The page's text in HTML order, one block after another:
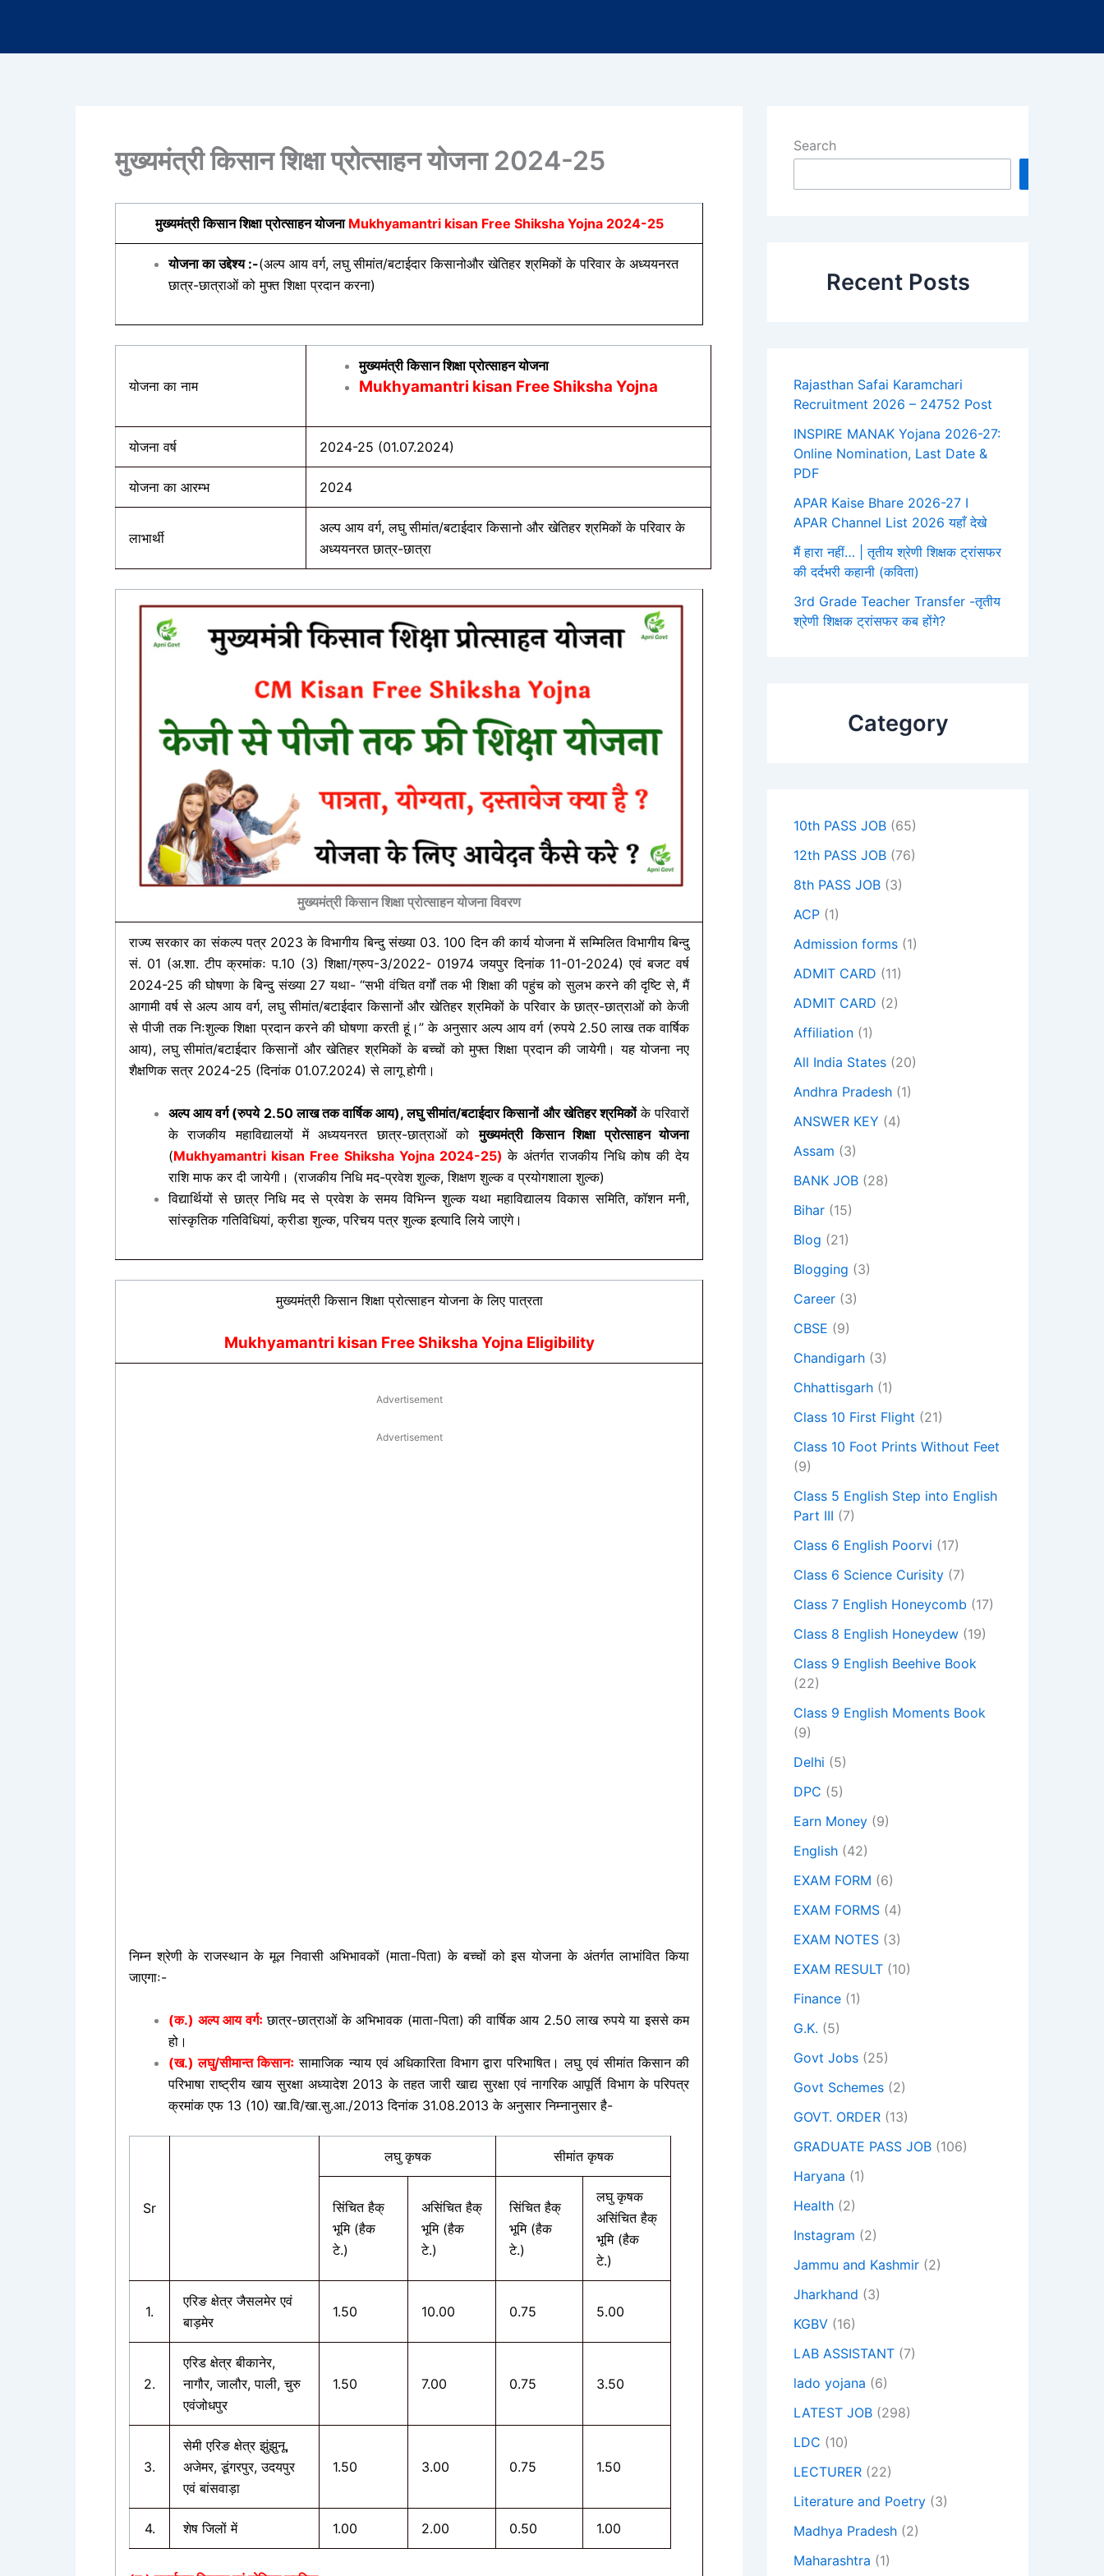
मुख्यमंत्री किसान शिक्षा प्रोत्साहन योजना 2024-25
मुख्यमंत्री किसान शिक्षा प्रोत्साहन योजना Mukhyamantri kisan Free Shiksha Yojna 2024-25
योजना का उद्देश्य :-(अल्प आय वर्ग, लघु सीमांत/बटाईदार किसानोऔर खेतिहर श्रमिकों के परिवार के अध्ययनरत
छात्र-छात्राओं को मुफ्त शिक्षा प्रदान करना)
योजना का नाम
मुख्यमंत्री किसान शिक्षा प्रोत्साहन योजना
Mukhyamantri kisan Free Shiksha Yojna
योजना वर्ष 2024-25 (01.07.2024)
योजना का आरम्भ 2024
लाभार्थी
अल्प आय वर्ग, लघु सीमांत/बटाईदार किसानो और खेतिहर श्रमिकों के परिवार के
अध्ययनरत छात्र-छात्रा
मुख्यमंत्री किसान शिक्षा प्रोत्साहन योजना विवरण
राज्य सरकार का संकल्प पत्र 2023 के विभागीय बिन्दु संख्या 03. 100 दिन की कार्य योजना में सम्मिलित विभागीय बिन्दु
सं. 01 (अ.शा. टीप क्रमांकः प.10 (3) शिक्षा/ग्रुप-3/2022- 01974 जयपुर दिनांक 11-01-2024) एवं बजट वर्ष
2024-25 की घोषणा के बिन्दु संख्या 27 यथा- “सभी वंचित वर्गों तक भी शिक्षा की पहुंच को सुलभ करने की दृष्टि से, मैं
आगामी वर्ष से अल्प आय वर्ग, लघु सीमांत/बटाईदार किसानों और खेतिहर श्रमिकों के परिवार के छात्र-छात्राओं को केजी
से पीजी तक निःशुल्क शिक्षा प्रदान करने की घोषणा करती हूं।” के अनुसार अल्प आय वर्ग (रुपये 2.50 लाख तक वार्षिक
आय), लघु सीमांत/बटाईदार किसानों और खेतिहर श्रमिकों के बच्चों को मुफ्त शिक्षा प्रदान की जायेगी। यह योजना नए
शैक्षणिक सत्र 2024-25 (दिनांक 01.07.2024) से लागू होगी।
अल्प आय वर्ग (रुपये 2.50 लाख तक वार्षिक आय), लघु सीमांत/बटाईदार किसानों और खेतिहर श्रमिकोंके परिवारों
के राजकीय महाविद्यालयों में अध्ययनरत छात्र-छात्राओं कोमुख्यमंत्री किसान शिक्षा प्रोत्साहन योजना
(Mukhyamantri kisan Free Shiksha Yojna 2024-25)के अंतर्गत राजकीय निधि कोष की देय
राशि माफ कर दी जायेगी। (राजकीय निधि मद-प्रवेश शुल्क, शिक्षण शुल्क व प्रयोगशाला शुल्क)
विद्यार्थियों से छात्र निधि मद से प्रवेश के समय विभिन्न शुल्क यथा महाविद्यालय विकास समिति, कॉशन मनी,
सांस्कृतिक गतिविधियां, क्रीडा शुल्क, परिचय पत्र शुल्क इत्यादि लिये जाएंगे।
मुख्यमंत्री किसान शिक्षा प्रोत्साहन योजना के लिए पात्रता
Mukhyamantri kisan Free Shiksha Yojna Eligibility
Advertisement
Advertisement
निम्न श्रेणी के राजस्थान के मूल निवासी अभिभावकों (माता-पिता) के बच्चों को इस योजना के अंतर्गत लाभांवित किया
जाएगाः-
(क.) अल्प आय वर्गः छात्र-छात्राओं के अभिभावक (माता-पिता) की वार्षिक आय 2.50 लाख रुपये या इससे कम
हो।
(ख.) लघु/सीमान्त किसानः सामाजिक न्याय एवं अधिकारिता विभाग द्वारा परिभाषित। लघु एवं सीमांत किसान की
परिभाषा राष्ट्रीय खाय सुरक्षा अध्यादेश 2013 के तहत जारी खाद्य सुरक्षा एवं नागरिक आपूर्ति विभाग के परिपत्र
क्रमांक एफ 13 (10) खा.वि/खा.सु.आ./2013 दिनांक 31.08.2013 के अनुसार निम्नानुसार है-
Sr
लघु कृषक सीमांत कृषक
सिंचित हैक्
भूमि (हैक
टे.)
असिंचित हैक्
भूमि (हैक
टे.)
सिंचित हैक्
भूमि (हैक
टे.)
लघु कृषक
असिंचित हैक्
भूमि (हैक
टे.)
1.
एरिङ क्षेत्र जैसलमेर एवं
बाड़मेर
1.50 10.00 0.75 5.00
2.
एरिड क्षेत्र बीकानेर,
नागौर, जालौर, पाली, चुरु
एवंजोधपुर
1.50 7.00 0.75 3.50
3.
सेमी एरिङ क्षेत्र झुंझुनू,
अजेमर, डूंगरपुर, उदयपुर
एवं बांसवाड़ा
1.50 3.00 0.75 1.50
4. शेष जिलों में 1.00 2.00 0.50 1.00
Search
Recent Posts
Rajasthan Safai Karamchari
Recruitment 2026 – 24752 Post
INSPIRE MANAK Yojana 2026-27:
Online Nomination, Last Date &
PDF
APAR Kaise Bhare 2026-27 I
APAR Channel List 2026 यहाँ देखे
मैं हारा नहीं… | तृतीय श्रेणी शिक्षक ट्रांसफर
की दर्दभरी कहानी (कविता)
3rd Grade Teacher Transfer -तृतीय
श्रेणी शिक्षक ट्रांसफर कब होंगे?
Category
10th PASS JOB (65)
12th PASS JOB (76)
8th PASS JOB (3)
ACP (1)
Admission forms (1)
ADMIT CARD (11)
ADMIT CARD (2)
Affiliation (1)
All India States (20)
Andhra Pradesh (1)
ANSWER KEY (4)
Assam (3)
BANK JOB (28)
Bihar (15)
Blog (21)
Blogging (3)
Career (3)
CBSE (9)
Chandigarh (3)
Chhattisgarh (1)
Class 10 First Flight (21)
Class 10 Foot Prints Without Feet
(9)
Class 5 English Step into English
Part III (7)
Class 6 English Poorvi (17)
Class 6 Science Curisity (7)
Class 7 English Honeycomb (17)
Class 8 English Honeydew (19)
Class 9 English Beehive Book
(22)
Class 9 English Moments Book
(9)
Delhi (5)
DPC (5)
Earn Money (9)
English (42)
EXAM FORM (6)
EXAM FORMS (4)
EXAM NOTES (3)
EXAM RESULT (10)
Finance (1)
G.K. (5)
Govt Jobs (25)
Govt Schemes (2)
GOVT. ORDER (13)
GRADUATE PASS JOB (106)
Haryana (1)
Health (2)
Instagram (2)
Jammu and Kashmir (2)
Jharkhand (3)
KGBV (16)
LAB ASSISTANT (7)
lado yojana (6)
LATEST JOB (298)
LDC (10)
LECTURER (22)
Literature and Poetry (3)
Madhya Pradesh (2)
Maharashtra (1)